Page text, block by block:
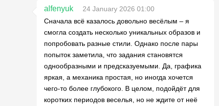
alfenyuk
24 January 2026 01:00
Сначала всё казалось довольно весёлым – я
смогла создать несколько уникальных образов и
попробовать разные стили. Однако после пары
попыток заметила, что задания становятся
однообразными и предсказуемыми. Да, графика
яркая, а механика простая, но иногда хочется
чего-то более глубокого. В целом, подойдёт для
коротких периодов веселья, но не ждите от неё